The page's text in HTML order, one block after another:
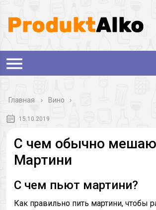
Главная › Вино
15.10.2019
С чем обычно
Мартини
С чем пьют мартини?
Как правильно пить мартини, чтобы